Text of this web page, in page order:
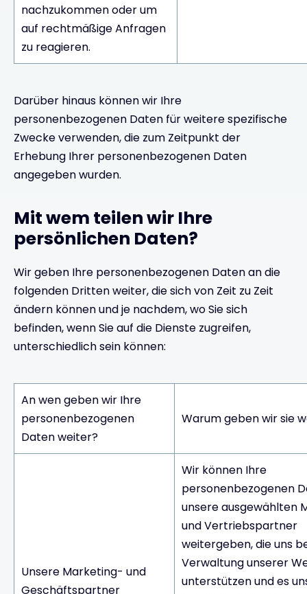
nachzukommen oder um
auf rechtmäßige Anfragen
zu reagieren.
Darüber hinaus können wir Ihre
personenbezogenen Daten für weitere spezifische
Zwecke verwenden, die zum Zeitpunkt der
Erhebung Ihrer personenbezogenen Daten
angegeben wurden.
Mit wem teilen wir Ihre
persönlichen Daten?
Wir geben Ihre personenbezogenen Daten an die
folgenden Dritten weiter, die sich von Zeit zu Zeit
ändern können und je nachdem, wo Sie sich
befinden, wenn Sie auf die Dienste zugreifen,
unterschiedlich sein können:
An wen geben wir Ihre
personenbezogenen
Daten weiter?
Warum geben wir sie
Unsere Marketing- und
Geschäftspartner
Wir können Ihre
personenbezogenen
unsere ausgewählten
und Vertriebspartner
weitergeben, die uns
Verwaltung unserer
unterstützen und es